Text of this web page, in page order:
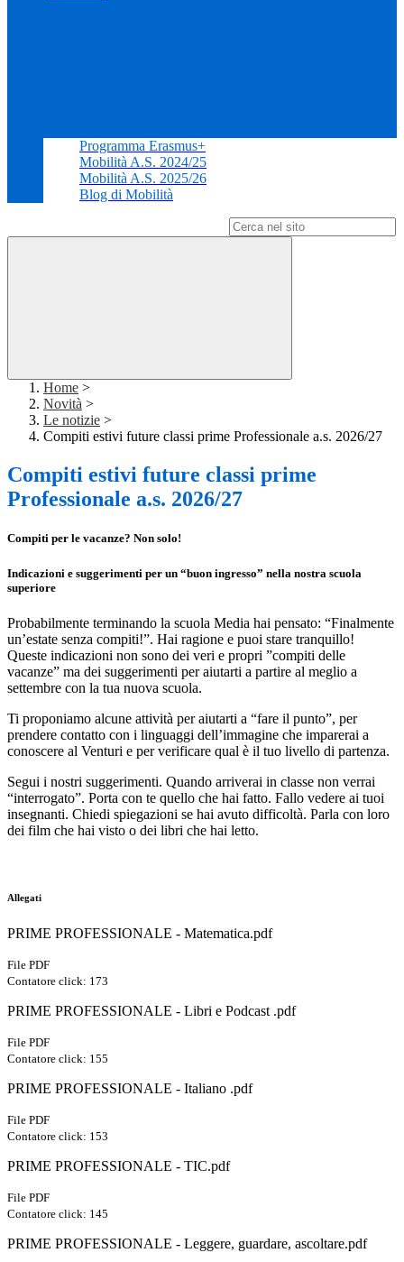
Programma Erasmus+
Mobilità A.S. 2024/25
Mobilità A.S. 2025/26
Blog di Mobilità
Home >
Novità >
Le notizie >
Compiti estivi future classi prime Professionale a.s. 2026/27
Compiti estivi future classi prime
Professionale a.s. 2026/27
Compiti per le vacanze? Non solo!
Indicazioni e suggerimenti per un “buon ingresso” nella nostra scuola
superiore
Probabilmente terminando la scuola Media hai pensato: “Finalmente
un’estate senza compiti!”. Hai ragione e puoi stare tranquillo!
Queste indicazioni non sono dei veri e propri ”compiti delle
vacanze” ma dei suggerimenti per aiutarti a partire al meglio a
settembre con la tua nuova scuola.
Ti proponiamo alcune attività per aiutarti a “fare il punto”, per
prendere contatto con i linguaggi dell’immagine che imparerai a
conoscere al Venturi e per verificare qual è il tuo livello di partenza.
Segui i nostri suggerimenti. Quando arriverai in classe non verrai
“interrogato”. Porta con te quello che hai fatto. Fallo vedere ai tuoi
insegnanti. Chiedi spiegazioni se hai avuto difficoltà. Parla con loro
dei film che hai visto o dei libri che hai letto.
Allegati
PRIME PROFESSIONALE - Matematica.pdf
File PDF
Contatore click: 173
PRIME PROFESSIONALE - Libri e Podcast .pdf
File PDF
Contatore click: 155
PRIME PROFESSIONALE - Italiano .pdf
File PDF
Contatore click: 153
PRIME PROFESSIONALE - TIC.pdf
File PDF
Contatore click: 145
PRIME PROFESSIONALE - Leggere, guardare, ascoltare.pdf